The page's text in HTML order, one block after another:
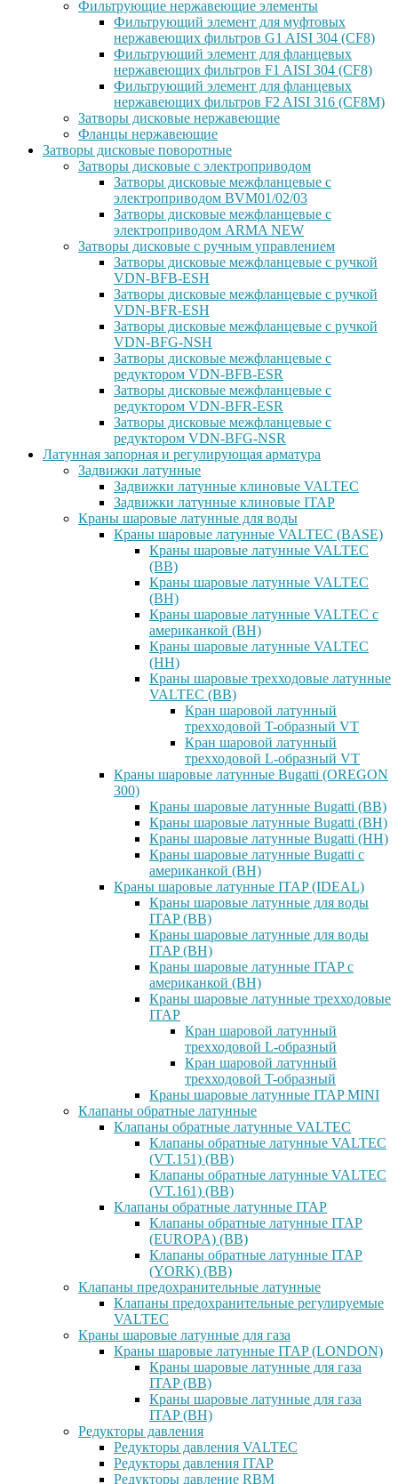
Фильтрующие нержавеющие элементы
Фильтрующий элемент для муфтовых
нержавеющих фильтров G1 AISI 304 (CF8)
Фильтрующий элемент для фланцевых
нержавеющих фильтров F1 AISI 304 (CF8)
Фильтрующий элемент для фланцевых
нержавеющих фильтров F2 AISI 316 (CF8M)
Затворы дисковые нержавеющие
Фланцы нержавеющие
Затворы дисковые поворотные
Затворы дисковые с электроприводом
Затворы дисковые межфланцевые с
электроприводом BVM01/02/03
Затворы дисковые межфланцевые с
электроприводом ARMA NEW
Затворы дисковые с ручным управлением
Затворы дисковые межфланцевые с ручкой
VDN-BFB-ESH
Затворы дисковые межфланцевые с ручкой
VDN-BFR-ESH
Затворы дисковые межфланцевые с ручкой
VDN-BFG-NSH
Затворы дисковые межфланцевые с
редуктором VDN-BFB-ESR
Затворы дисковые межфланцевые с
редуктором VDN-BFR-ESR
Затворы дисковые межфланцевые с
редуктором VDN-BFG-NSR
Латунная запорная и регулирующая арматура
Задвижки латунные
Задвижки латунные клиновые VALTEC
Задвижки латунные клиновые ITAP
Краны шаровые латунные для воды
Краны шаровые латунные VALTEC (BASE)
Краны шаровые латунные VALTEC
(ВВ)
Краны шаровые латунные VALTEC
(ВН)
Краны шаровые латунные VALTEC с
американкой (ВН)
Краны шаровые латунные VALTEC
(НН)
Краны шаровые трехходовые латунные
VALTEC (ВВ)
Кран шаровой латунный
трехходовой T-образный VT
Кран шаровой латунный
трехходовой L-образный VT
Краны шаровые латунные Bugatti (OREGON
300)
Краны шаровые латунные Bugatti (ВВ)
Краны шаровые латунные Bugatti (ВН)
Краны шаровые латунные Bugatti (НН)
Краны шаровые латунные Bugatti с
американкой (ВН)
Краны шаровые латунные ITAP (IDEAL)
Краны шаровые латунные для воды
ITAP (ВВ)
Краны шаровые латунные для воды
ITAP (ВН)
Краны шаровые латунные ITAP с
американкой (ВН)
Краны шаровые латунные трехходовые
ITAP
Кран шаровой латунный
трехходовой L-образный
Кран шаровой латунный
трехходовой T-образный
Краны шаровые латунные ITAP MINI
Клапаны обратные латунные
Клапаны обратные латунные VALTEC
Клапаны обратные латунные VALTEC
(VT.151) (ВВ)
Клапаны обратные латунные VALTEC
(VT.161) (ВВ)
Клапаны обратные латунные ITAP
Клапаны обратные латунные ITAP
(EUROPA) (ВВ)
Клапаны обратные латунные ITAP
(YORK) (ВВ)
Клапаны предохранительные латунные
Клапаны предохранительные регулируемые
VALTEC
Краны шаровые латунные для газа
Краны шаровые латунные ITAP (LONDON)
Краны шаровые латунные для газа
ITAP (ВВ)
Краны шаровые латунные для газа
ITAP (ВН)
Редукторы давления
Редукторы давления VALTEC
Редукторы давления ITAP
Редукторы давление RBM